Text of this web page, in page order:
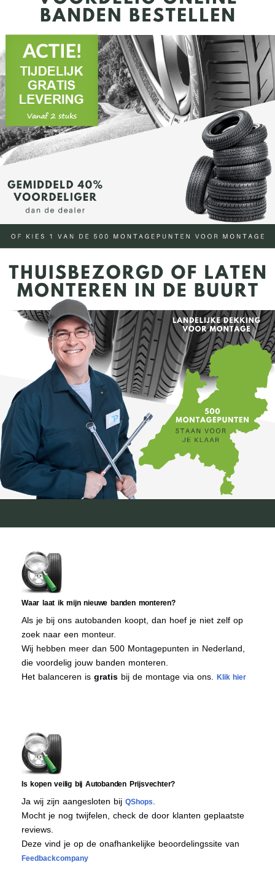
Waar laat ik mijn nieuwe banden monteren?
Als je bij ons autobanden koopt, dan hoef je niet zelf op
zoek naar een monteur.
Wij hebben meer dan 500 Montagepunten in Nederland,
die voordelig jouw banden monteren.
Het balanceren is gratis bij de montage via ons. Klik hier
Is kopen veilig bij Autobanden Prijsvechter?
Ja wij zijn aangesloten bij QShops
Mocht je nog twijfelen, check de door klanten geplaatste
reviews.
Deze vind je op de onafhankelijke beoordelingssite van
Feedbackcompany